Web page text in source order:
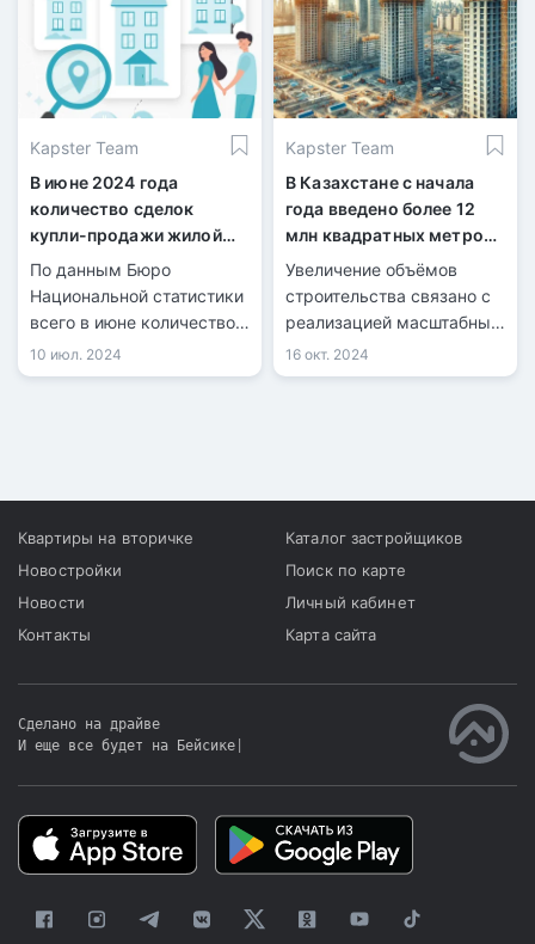
акимат Карагандинской
области. Инициатором
льготной программы для
работающей молодёжи
стал акимат области
совместно с Отбасы
банком.
Kapster Team
В июне 2024 года
количество сделок
купли-продажи жилой
недвижимости
увеличилось на 6%
По данным Бюро
Национальной статистики
всего в июне количество
зарегистрированных
сделок купли-продажи
многоквартирных домах.
10 июл. 2024
Kapster Team
В Казахстане с начала
года введено более 12
млн квадратных метров
жилья
Увеличение объёмов
строительства связано с
реализацией масштабных
государственных
программ в сфере жилья
16 окт. 2024
Квартиры на вторичке
Новостройки
Новости
Контакты
Каталог застройщиков
Поиск по карте
Личный кабинет
Карта сайта
Сделано на драйве
И еще все будет на Бейсике